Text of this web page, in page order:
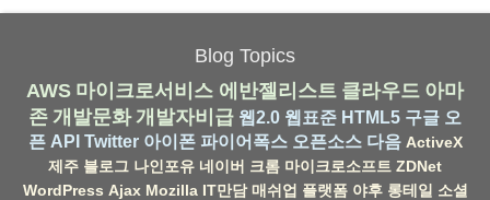
Blog Topics
AWS 마이크로서비스 에반젤리스트 클라우드 아마
존 개발문화 개발자비급 웹2.0 웹표준 HTML5 구글 오
픈 API Twitter 아이폰 파이어폭스 오픈소스 다음 ActiveX
제주 블로그 나인포유 네이버 크롬 마이크로소프트 ZDNet
WordPress Ajax Mozilla IT만담 매쉬업 플랫폼 야후 롱테일 소셜